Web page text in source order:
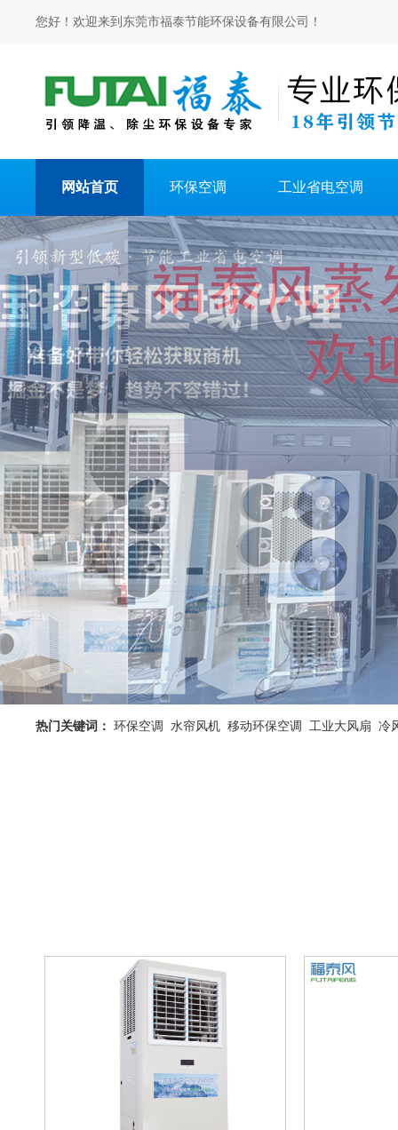
您好！欢迎来到东莞市福泰节能环保设备有限公司！
网站首页 环保空调 工业省电空调
热门关键词： 环保空调 水帘风机 移动环保空调 工业大风扇 冷